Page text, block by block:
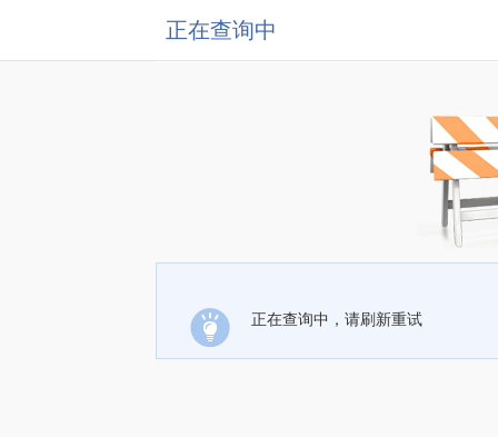
正在查询中
正在查询中，请刷新重试